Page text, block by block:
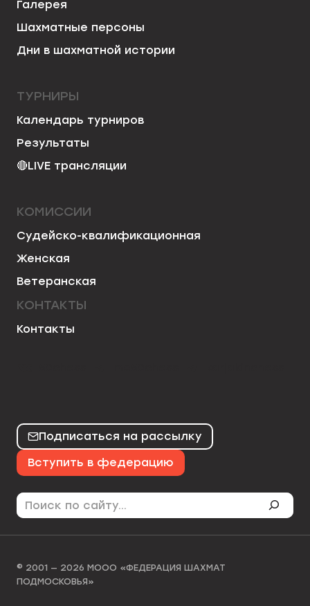
Галерея
Шахматные персоны
Дни в шахматной истории
ТУРНИРЫ
Календарь турниров
Результаты
🔴LIVE трансляции
КОМИССИИ
Судейско-квалификационная
Женская
Ветеранская
КОНТАКТЫ
Контакты
Подписаться на рассылку
Вступить в федерацию
Поиск
© 2001 — 2026 МООО «ФЕДЕРАЦИЯ ШАХМАТ
ПОДМОСКОВЬЯ»